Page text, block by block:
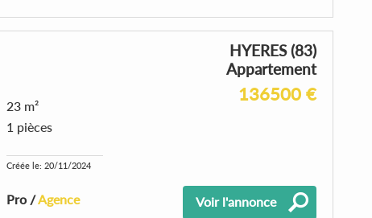
HYERES (83)
Appartement
136500 €
23 m²
1 pièces
Créée le: 20/11/2024
Pro /Agence Voir l'annonce